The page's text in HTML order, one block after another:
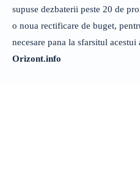
supuse dezbaterii peste 20 de
o noua rectificare de buget,
necesare pana la sfarsitul acestui
Orizont.info